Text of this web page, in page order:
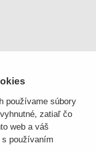
používame súbory
zatiaľ čo
web a váš
používaním